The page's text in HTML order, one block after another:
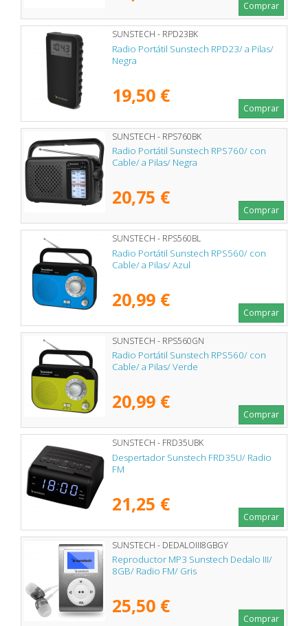
Comprar
SUNSTECH - RPD23BK
Radio Portátil Sunstech RPD23/ a Pilas/
Negra
19,50 €
Comprar
SUNSTECH - RPS760BK
Radio Portátil Sunstech RPS760/ con
Cable/ a Pilas/ Negra
20,75 €
Comprar
SUNSTECH - RPS560BL
Radio Portátil Sunstech RPS560/ con
Cable/ a Pilas/ Azul
20,99 €
Comprar
SUNSTECH - RPS560GN
Radio Portátil Sunstech RPS560/ con
Cable/ a Pilas/ Verde
20,99 €
Comprar
SUNSTECH - FRD35UBK
Despertador Sunstech FRD35U/ Radio
FM
21,25 €
Comprar
SUNSTECH - DEDALOIII8GBGY
Reproductor MP3 Sunstech Dedalo III/
8GB/ Radio FM/ Gris
25,50 €
Comprar